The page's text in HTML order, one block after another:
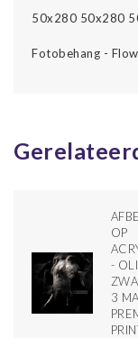
50x280 50x280
Fotobehang -
OP
-
3